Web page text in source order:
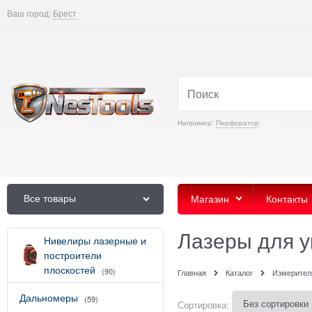
Ваш город: Брест
Например: Перфоратор
Все товары Магазин Контакты
Нивелиры лазерные и
построители
плоскостей
(90)
Дальномеры (59)
Лазеры для
Главная Каталог
Сортировка: